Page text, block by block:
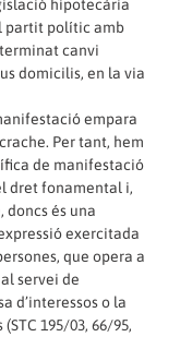
hipotecària
partit polític amb
canvi
domicilis, en la via
empara
Per tant, hem
de manifestació
dret fonamental i,
és una
exercitada
que opera a
servei de
d’interessos o la
195/03, 66/95,